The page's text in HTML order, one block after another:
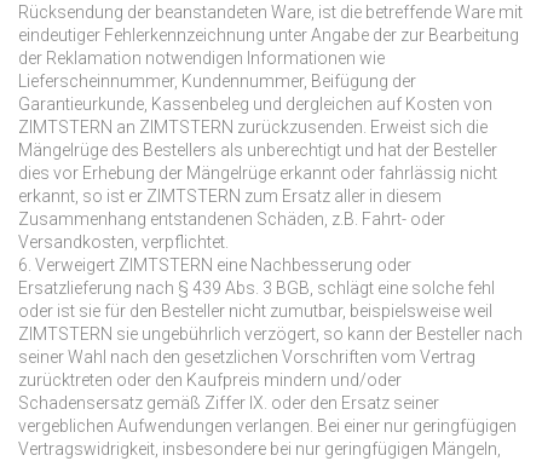
Rücksendung der beanstandeten Ware, ist die betreffende Ware mit
eindeutiger Fehlerkennzeichnung unter Angabe der zur Bearbeitung
der Reklamation notwendigen Informationen wie
Lieferscheinnummer, Kundennummer, Beifügung der
Garantieurkunde, Kassenbeleg und dergleichen auf Kosten von
ZIMTSTERN an ZIMTSTERN zurückzusenden. Erweist sich die
Mängelrüge des Bestellers als unberechtigt und hat der Besteller
dies vor Erhebung der Mängelrüge erkannt oder fahrlässig nicht
erkannt, so ist er ZIMTSTERN zum Ersatz aller in diesem
Zusammenhang entstandenen Schäden, z.B. Fahrt- oder
Versandkosten, verpflichtet.
6. Verweigert ZIMTSTERN eine Nachbesserung oder
Ersatzlieferung nach § 439 Abs. 3 BGB, schlägt eine solche fehl
oder ist sie für den Besteller nicht zumutbar, beispielsweise weil
ZIMTSTERN sie ungebührlich verzögert, so kann der Besteller nach
seiner Wahl nach den gesetzlichen Vorschriften vom Vertrag
zurücktreten oder den Kaufpreis mindern und/oder
Schadensersatz gemäß Ziffer IX. oder den Ersatz seiner
vergeblichen Aufwendungen verlangen. Bei einer nur geringfügigen
Vertragswidrigkeit, insbesondere bei nur geringfügigen Mängeln,